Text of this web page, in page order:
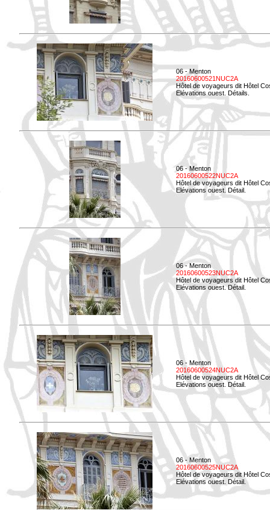
06 - Menton
20160600521NUC2A
Hôtel de voyageurs dit Hôtel
Elévations ouest. Détails.
06 - Menton
20160600522NUC2A
Hôtel de voyageurs dit Hôtel
Elévations ouest. Détail.
06 - Menton
20160600523NUC2A
Hôtel de voyageurs dit Hôtel
Elévations ouest. Détail.
06 - Menton
20160600524NUC2A
Hôtel de voyageurs dit Hôtel
Elévations ouest. Détail.
06 - Menton
20160600525NUC2A
Hôtel de voyageurs dit Hôtel
Elévations ouest. Détail.